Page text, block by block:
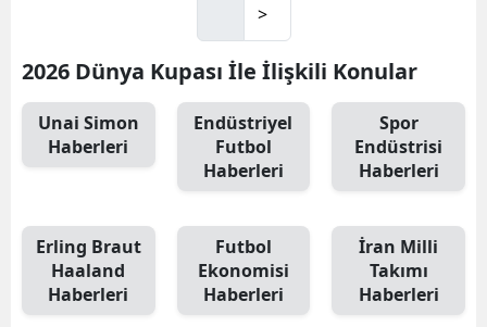
>
2026 Dünya Kupası İle İlişkili Konular
Unai Simon
Haberleri
Endüstriyel
Futbol
Haberleri
Spor
Endüstrisi
Haberleri
Erling Braut
Haaland
Haberleri
Futbol
Ekonomisi
Haberleri
İran Milli
Takımı
Haberleri